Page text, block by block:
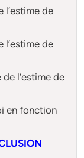
l’estime de
l’estime de
l’estime de
en fonction